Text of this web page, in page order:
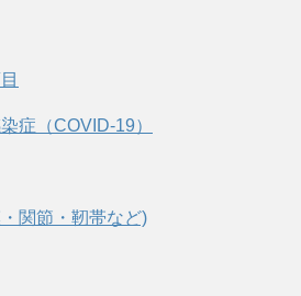
症（COVID‑19）
関節・靭帯など)